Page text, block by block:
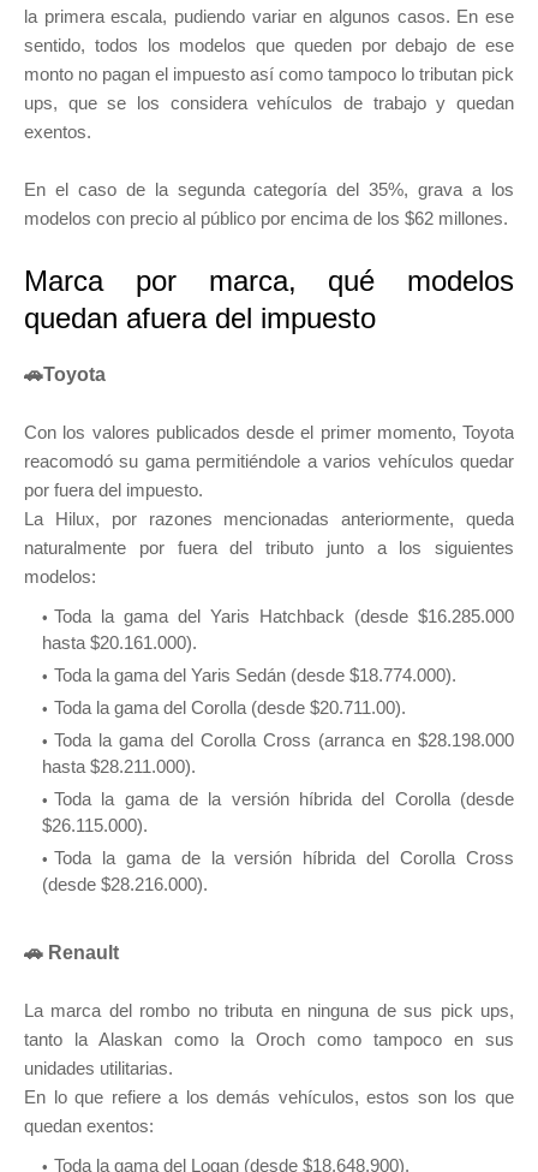
la primera escala, pudiendo variar en algunos casos. En ese
sentido, todos los modelos que queden por debajo de ese
monto no pagan el impuesto así como tampoco lo tributan pick
ups, que se los considera vehículos de trabajo y quedan
exentos.
En el caso de la segunda categoría del 35%, grava a los
modelos con precio al público por encima de los $62 millones.
Marca por marca, qué modelos
quedan afuera del impuesto
🚗Toyota
Con los valores publicados desde el primer momento, Toyota
reacomodó su gama permitiéndole a varios vehículos quedar
por fuera del impuesto.
La Hilux, por razones mencionadas anteriormente, queda
naturalmente por fuera del tributo junto a los siguientes
modelos:
Toda la gama del Yaris Hatchback (desde $16.285.000
hasta $20.161.000).
Toda la gama del Yaris Sedán (desde $18.774.000).
Toda la gama del Corolla (desde $20.711.00).
Toda la gama del Corolla Cross (arranca en $28.198.000
hasta $28.211.000).
Toda la gama de la versión híbrida del Corolla (desde
$26.115.000).
Toda la gama de la versión híbrida del Corolla Cross
(desde $28.216.000).
🚗 Renault
La marca del rombo no tributa en ninguna de sus pick ups,
tanto la Alaskan como la Oroch como tampoco en sus
unidades utilitarias.
En lo que refiere a los demás vehículos, estos son los que
quedan exentos:
Toda la gama del Logan (desde $18.648.900).